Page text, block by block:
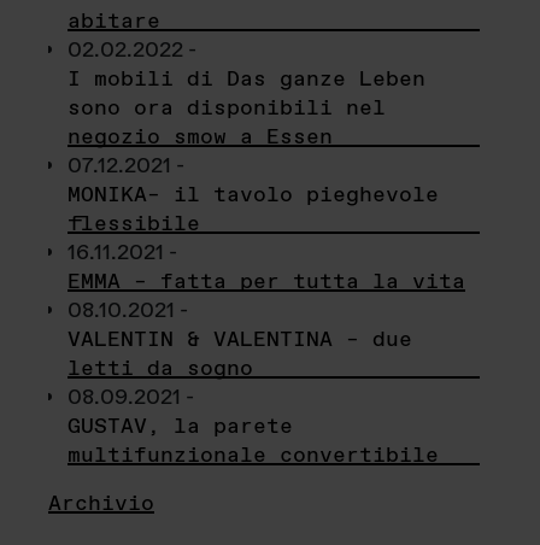
abitare
02.02.2022 -
I mobili di Das ganze Leben
sono ora disponibili nel
negozio smow a Essen
07.12.2021 -
MONIKA– il tavolo pieghevole
flessibile
16.11.2021 -
EMMA – fatta per tutta la vita
08.10.2021 -
VALENTIN & VALENTINA – due
letti da sogno
08.09.2021 -
GUSTAV, la parete
multifunzionale convertibile
Archivio